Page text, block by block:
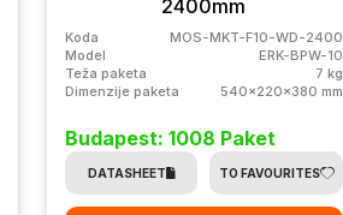
2400mm
Koda
MOS-MKT-F10-WD-2400
Model
ERK-BPW-10
Teža paketa
7 kg
Dimenzije paketa
540x220x380 mm
Budapest: 1008 Paket
DATASHEET TO FAVOURITES